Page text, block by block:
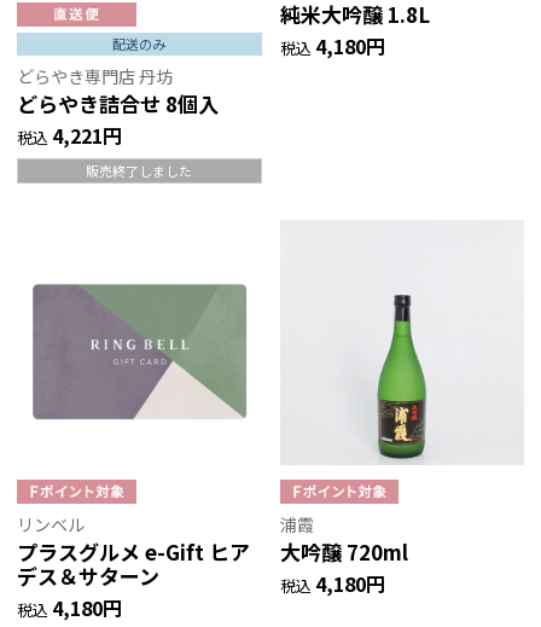
配送のみ
どらやき専門店 丹坊
どらやき詰合せ 8個入
税込 4,221円
販売終了しました
純米大吟醸 1.8L
税込 4,180円
リンベル
プラスグルメ e-Gift ヒア
デス＆サターン
税込 4,180円
浦霞
大吟醸 720ml
税込 4,180円